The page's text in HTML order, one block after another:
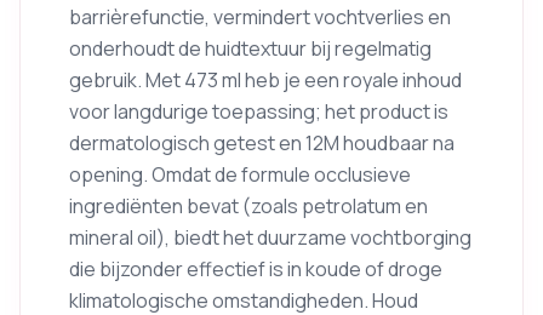
barrièrefunctie, vermindert vochtverlies en
onderhoudt de huidtextuur bij regelmatig
gebruik. Met 473 ml heb je een royale inhoud
voor langdurige toepassing; het product is
dermatologisch getest en 12M houdbaar na
opening. Omdat de formule occlusieve
ingrediënten bevat (zoals petrolatum en
mineral oil), biedt het duurzame vochtborging
die bijzonder effectief is in koude of droge
klimatologische omstandigheden. Houd